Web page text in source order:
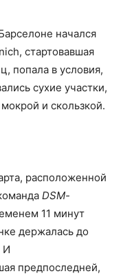
начался
стартовавшая
попала в условия,
сухие участки,
и скользкой.
расположенной
DSM-
11 минут
держалась до
И
предпоследней,